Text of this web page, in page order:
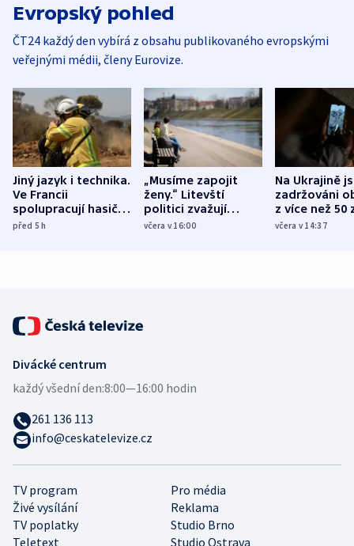
Evropský pohled
ČT24 každý den vybírá z obsahu publikovaného evropskými
veřejnými médii, členy Eurovize.
Jiný jazyk i technika.
Ve Francii
spolupracují hasiči z
různých zemí
před 5h
„Musíme zapojit
ženy.“ Litevští
politici zvažují
dohodu o
včera v 16:00
Na Ukrajině
zadržováni
z více než 50
Bojovali na
včera v 14:37
TV program
Pro média
Živé vysílání
Reklama
TV poplatky
Studio Brno
Teletext
Studio Ostrava
Divácké centrum
každý všední den:8:00—16:00 hodin
261 136 113
info@ceskatelevize.cz